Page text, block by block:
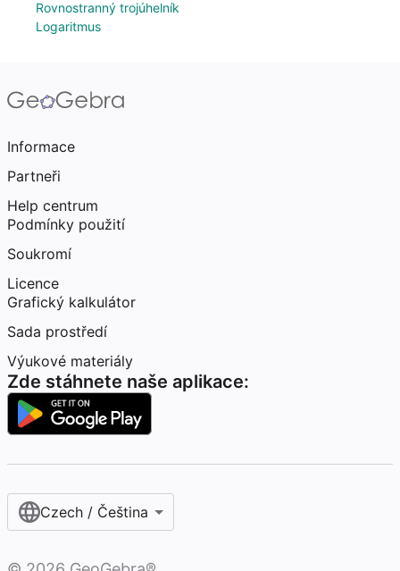
Rovnostranný trojúhelník
Logaritmus
Informace
Partneři
Help centrum
Podmínky použití
Soukromí
Licence
Grafický kalkulátor
Sada prostředí
Výukové materiály
Zde stáhnete naše aplikace:
Czech / Čeština‎